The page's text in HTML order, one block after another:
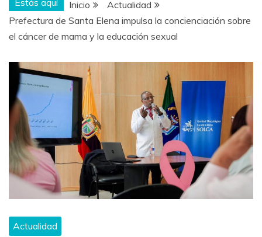
Inicio
Actualidad
Prefectura de Santa Elena impulsa la concienciación sobre
el cáncer de mama y la educación sexual
Actualidad